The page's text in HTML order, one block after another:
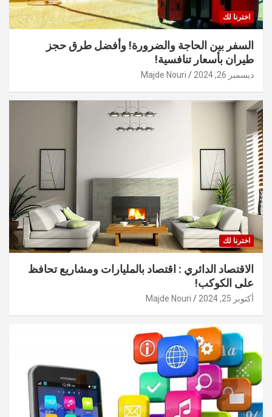
اخترنا لك
السفر بين الحاجة والضرورة! وأفضل طرق حجز
طيران بأسعار تنافسية!
ديسمبر 26, 2024 Majde Nouri
اخترنا لك
الاقتصاد الدائري : اقتصاد بالمليارات ومشاريع تحافظ
على الكوكب!
أكتوبر 25, 2024 Majde Nouri